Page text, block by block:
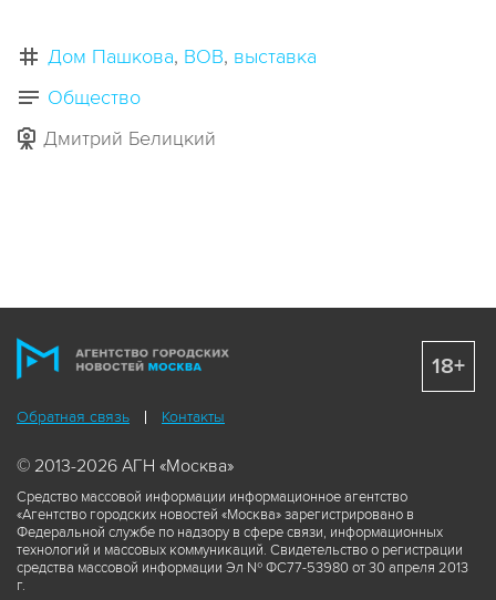
Дом Пашкова ВОВ выставка
Общество
Дмитрий Белицкий
Обратная связь Контакты
© 2013-2026 АГН «Москва»
Средство массовой информации информационное агентство
«Агентство городских новостей «Москва» зарегистрировано в
Федеральной службе по надзору в сфере связи, информационных
технологий и массовых коммуникаций. Свидетельство о регистрации
средства массовой информации Эл № ФС77-53980 от 30 апреля 2013
г.
18+